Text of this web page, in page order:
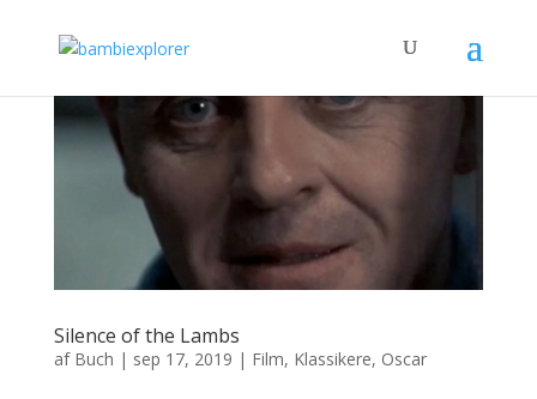
Silence of the Lambs
af Buch | sep 17, 2019 | Film, Klassikere, Oscar